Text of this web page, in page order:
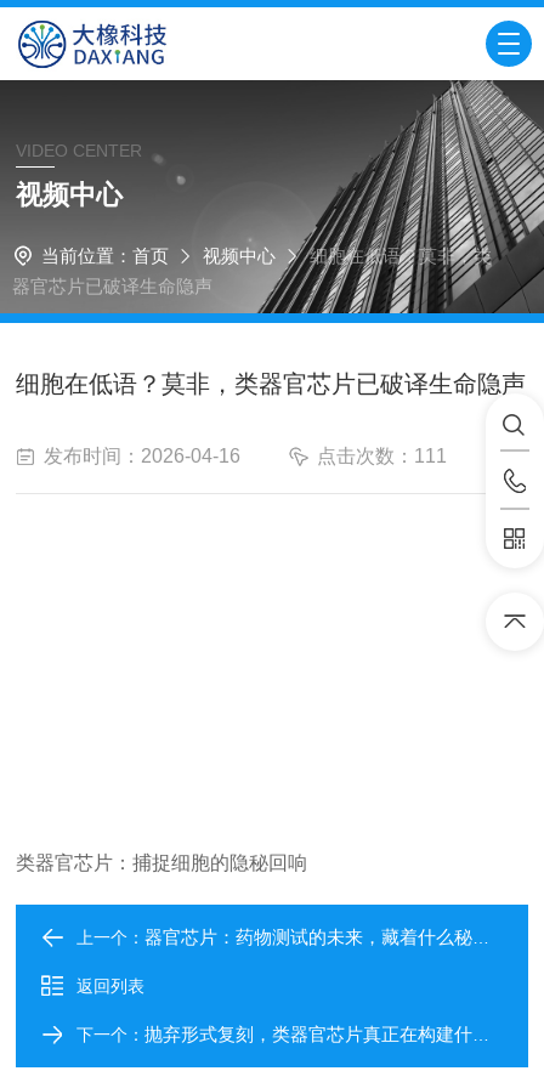
VIDEO CENTER
视频中心
当前位置： 首页 视频中心
细胞在低语？莫非，类
器官芯片已破译生命隐声
细胞在低语？莫非，类器官芯片已破译生命隐声
发布时间：2026-04-16 点击次数：111
类器官芯片：捕捉细胞的隐秘回响
上一个：器官芯片：药物测试的未来，藏着什么秘密？
返回列表
下一个：抛弃形式复刻，类器官芯片真正在构建什么？